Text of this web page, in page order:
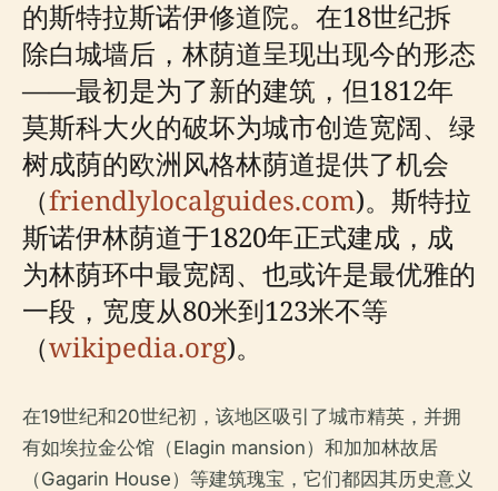
的斯特拉斯诺伊修道院。在18世纪拆
除白城墙后，林荫道呈现出现今的形态
——最初是为了新的建筑，但1812年
莫斯科大火的破坏为城市创造宽阔、绿
树成荫的欧洲风格林荫道提供了机会
（friendlylocalguides.com)。斯特拉
斯诺伊林荫道于1820年正式建成，成
为林荫环中最宽阔、也或许是最优雅的
一段，宽度从80米到123米不等
（wikipedia.org)。
在19世纪和20世纪初，该地区吸引了城市精英，并拥
有如埃拉金公馆（Elagin mansion）和加加林故居
（Gagarin House）等建筑瑰宝，它们都因其历史意义